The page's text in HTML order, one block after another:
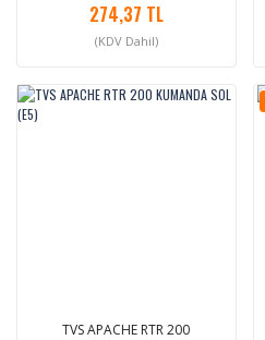
274,37 TL
(KDV Dahil)
TVS APACHE RTR 200